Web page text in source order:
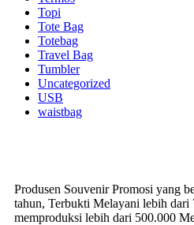
Topi
Tote Bag
Totebag
Travel Bag
Tumbler
Uncategorized
USB
waistbag
Produsen Souvenir Promosi yang
tahun, Terbukti Melayani lebih dari
memproduksi lebih dari 500.000